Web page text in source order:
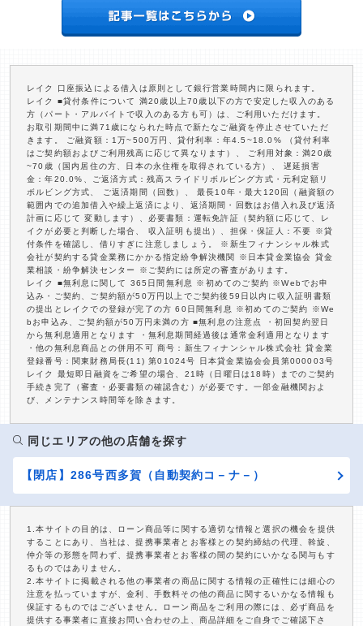
レイク 口座振込による借入は原則として銀行営業時間内に限られます。
レイク ■貸付条件について 満20歳以上70歳以下の方で安定した収入のある
方（パート・アルバイトで収入のある方も可）は、ご利用いただけます。
お取引期間中に満71歳になられた時点で新たなご融資を停止させていただ
きます。 ご融資額：1万~500万円、貸付利率：年4.5~18.0% （貸付利率
はご契約額およびご利用残高に応じて異なります）、 ご利用対象：満20歳
~70歳（国内居住の方、日本の永住権を取得されている方）、 遅延損害
金：年20.0%、ご返済方式：残高スライドリボルビング方式・元利定額リ
ボルビング方式、 ご返済期間（回数）、 最長10年・最大120回（融資額の
範囲内での追加借入や繰上返済により、返済期間・回数はお借入れ及び返済
計画に応じて 変動します）、必要書類：運転免許証（契約額に応じて、レ
イクが必要と判断した場合、 収入証明も提出）、担保・保証人：不要 ※貸
付条件を確認し、借りすぎに注意しましょう。 ※新生フィナンシャル株式
会社が契約する貸金業務にかかる指定紛争解決機関 ※日本貸金業協会 貸金
業相談・紛争解決センター ※ご契約には所定の審査があります。
レイク ■無利息に関して 365日間無利息 ※初めてのご契約 ※Webでお申
込み・ご契約、ご契約額が50万円以上でご契約後59日以内に収入証明書類
の提出とレイクでの登録が完了の方 60日間無利息 ※初めてのご契約 ※We
bお申込み、ご契約額が50万円未満の方 ■無利息の注意点 ・初回契約翌日
から無利息適用となります ・無利息期間経過後は通常金利適用となります
・他の無利息商品との併用不可 商号：新生フィナンシャル株式会社 貸金業
登録番号：関東財務局長(11) 第01024号 日本貸金業協会会員第000003号
レイク 最短即日融資をご希望の場合、21時（日曜日は18時）までのご契約
手続き完了（審査・必要書類の確認含む）が必要です。一部金融機関およ
び、メンテナンス時間等を除きます。
同じエリアの他の店舗を探す
【閉店】286号西多賀（自動契約コ－ナ－）
1.本サイトの目的は、ローン商品等に関する適切な情報と選択の機会を提供
することにあり、当社は、提携事業者とお客様との契約締結の代理、斡旋、
仲介等の形態を問わず、提携事業者とお客様の間の契約にいかなる関与もす
るものではありません。
2.本サイトに掲載される他の事業者の商品に関する情報の正確性には細心の
注意を払っていますが、金利、手数料その他の商品に関するいかなる情報も
保証するものではございません。ローン商品をご利用の際には、必ず商品を
提供する事業者に直接お問い合わせの上、商品詳細をご自身でご確認下さ